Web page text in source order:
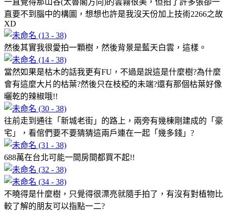
直要不到腦中的構圖，想想也許是我沒天份加上技術2266之故
XD
然後其實我很愛拍一顆樹，然後背景是藍天白雲，這樣。
當然如果是枯木的話我更有FU，不過是說這是什麼樹?為什麼
會有這麼大片的枯葉?然後只在枝椏的未端?還有那個枯葉好像
曬乾的辣椒哦!!
往前走到通往「新城老街」的路上，兩旁有幾棟剛建成的「豪
宅」，看倌們要不要猜猜這兩戶連在一起「幾多錢」?
688萬在台北可能一間房間都買不起!!
不曉得是什麼樹，只覺得很漂亮就隨手拍了，有沒有對植物比
較了解的朋友可以指點一二?